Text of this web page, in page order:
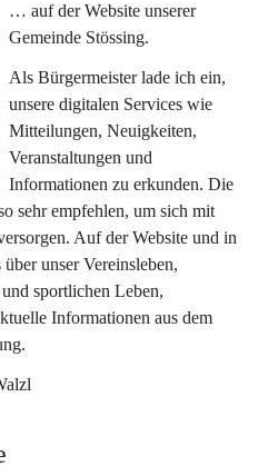
… auf der Website unserer
Gemeinde Stössing.
Als Bürgermeister lade ich ein,
unsere digitalen Services wie
Mitteilungen, Neuigkeiten,
Veranstaltungen und
Informationen zu erkunden. Die
sehr empfehlen, um sich mit
Auf der Website und in
unser Vereinsleben,
sportlichen Leben,
Informationen aus dem